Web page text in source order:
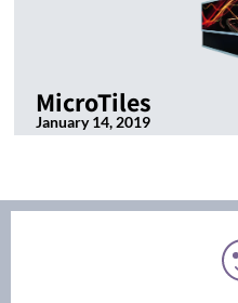
MicroTiles
January 14, 2019